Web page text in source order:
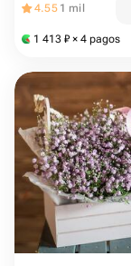
4.55 1 mil
1 413 ₽ × 4 pagos